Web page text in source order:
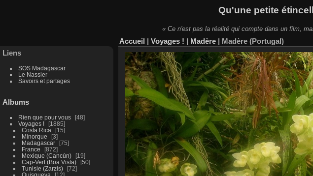
Qu'une petite
« Ce n'est pas la réalité qui compte dans un film,
Liens
SOS Madagascar
Le Nassier
Savoirs et partages
Albums
Rien que pour vous
48
Voyages !
1885
Costa Rica
15
Minorque
3
Madagascar
75
France
872
Mexique (Cancún)
19
Cap-Vert (Boa Vista)
50
Tunisie (Zarzis)
72
Quisqueya
12
Accueil | Voyages ! | Madère | Madère (Portugal)